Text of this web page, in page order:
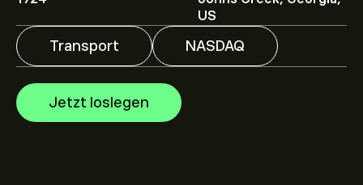
US
Transport NASDAQ
Jetzt loslegen
Analysten erstellen Prognosen für Saia Inc. basierend
auf Markttrends, Finanzberichten und erwartetem
Wachstum. Hier finden Sie die aktuellen Prognosen für
die weitere Kursentwicklung.
Die Marktkapitalisierung von Saia Inc. beträgt 9.72B‎$‎
USD